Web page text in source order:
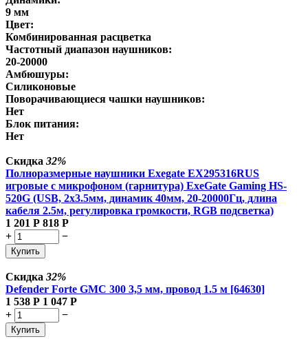
9 мм
Цвет:
Комбинированная расцветка
Частотный диапазон наушников:
20-20000
Амбюшуры:
Силиконовые
Поворачивающиеся чашки наушников:
Нет
Блок питания:
Нет
Скидка 32%
Полноразмерные наушники Exegate EX295316RUS
игровые с микрофоном (гарнитура) ExeGate Gaming HS-
520G (USB, 2x3.5мм, динамик 40мм, 20-20000Гц, длина
кабеля 2.5м, регулировка громкости, RGB подсветка)
1 201 Р 818 Р
+
−
Купить
Скидка 32%
Defender Forte GMC 300 3,5 мм, провод 1.5 м [64630]
1 538 Р 1 047 Р
+
−
Купить